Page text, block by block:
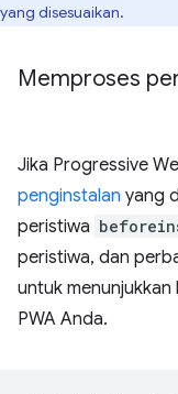
yang disesuaikan.
Memproses
Jika Progressive
penginstalan yang
peristiwa
peristiwa, dan
untuk
PWA Anda.